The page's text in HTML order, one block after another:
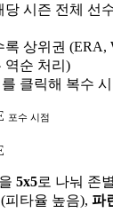
시즌 전체 선
록 상위권 (ERA,
역순 처리)
클릭해 복수
포수 시점
5x5로 나눠 존
피타율 높음), 파